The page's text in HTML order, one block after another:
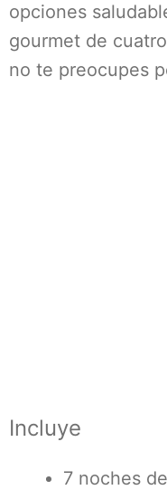
opciones
gourmet de
no te preocupes
Incluye
7 noches